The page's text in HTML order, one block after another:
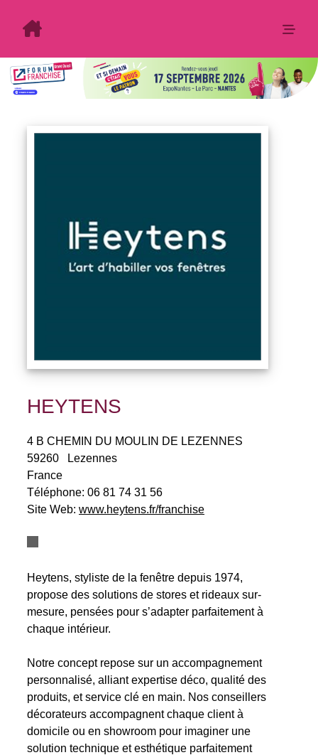
HEYTENS
4 B CHEMIN DU MOULIN DE LEZENNES
59260
Lezennes
France
Téléphone: 06 81 74 31 56
Site Web: www.heytens.fr/franchise
Heytens, styliste de la fenêtre depuis 1974,
propose des solutions de stores et rideaux sur-
mesure, pensées pour s’adapter parfaitement à
chaque intérieur.
Notre concept repose sur un accompagnement
personnalisé, alliant expertise déco, qualité des
produits, et service clé en main. Nos conseillers
décorateurs accompagnent chaque client à
domicile ou en showroom pour imaginer une
solution technique et esthétique parfaitement